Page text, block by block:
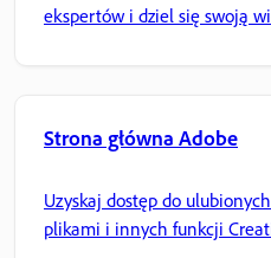
ekspertów i dziel się swoją
Strona główna Adobe
Uzyskaj dostęp do
plikami i innych funkcji